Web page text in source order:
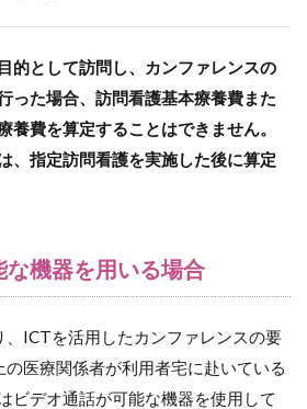
的として訪問し、カンファレンスの
った場合、訪問看護基本療養費また
養費を算定することはできません。
、指定訪問看護を実施した後に算定
な機器を用いる場合
ICTを活用したカンファレンスの要
医療関係者が利用者宅に赴いている
ビデオ通話が可能な機器を使用して